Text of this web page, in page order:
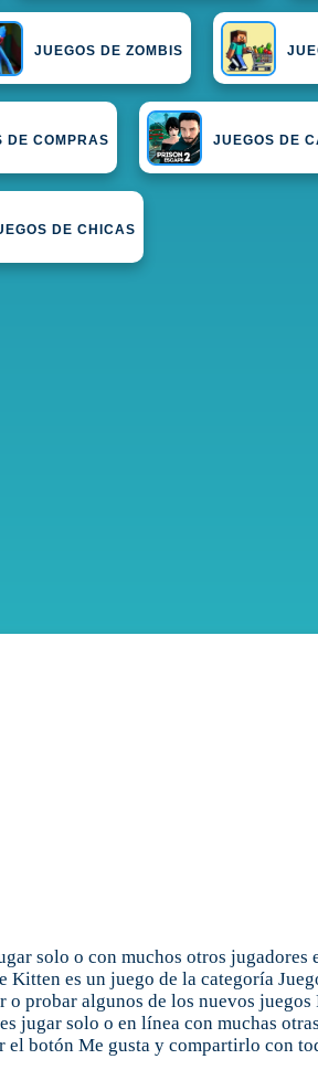
JUEGOS DE ZOMBIS
DE COMPRAS JUEGOS DE
DE CHICAS
solo o con muchos otros jugadores
es un juego de la categoría
probar algunos de los nuevos juegos
jugar solo o en línea con muchas
el botón Me gusta y compartirlo con